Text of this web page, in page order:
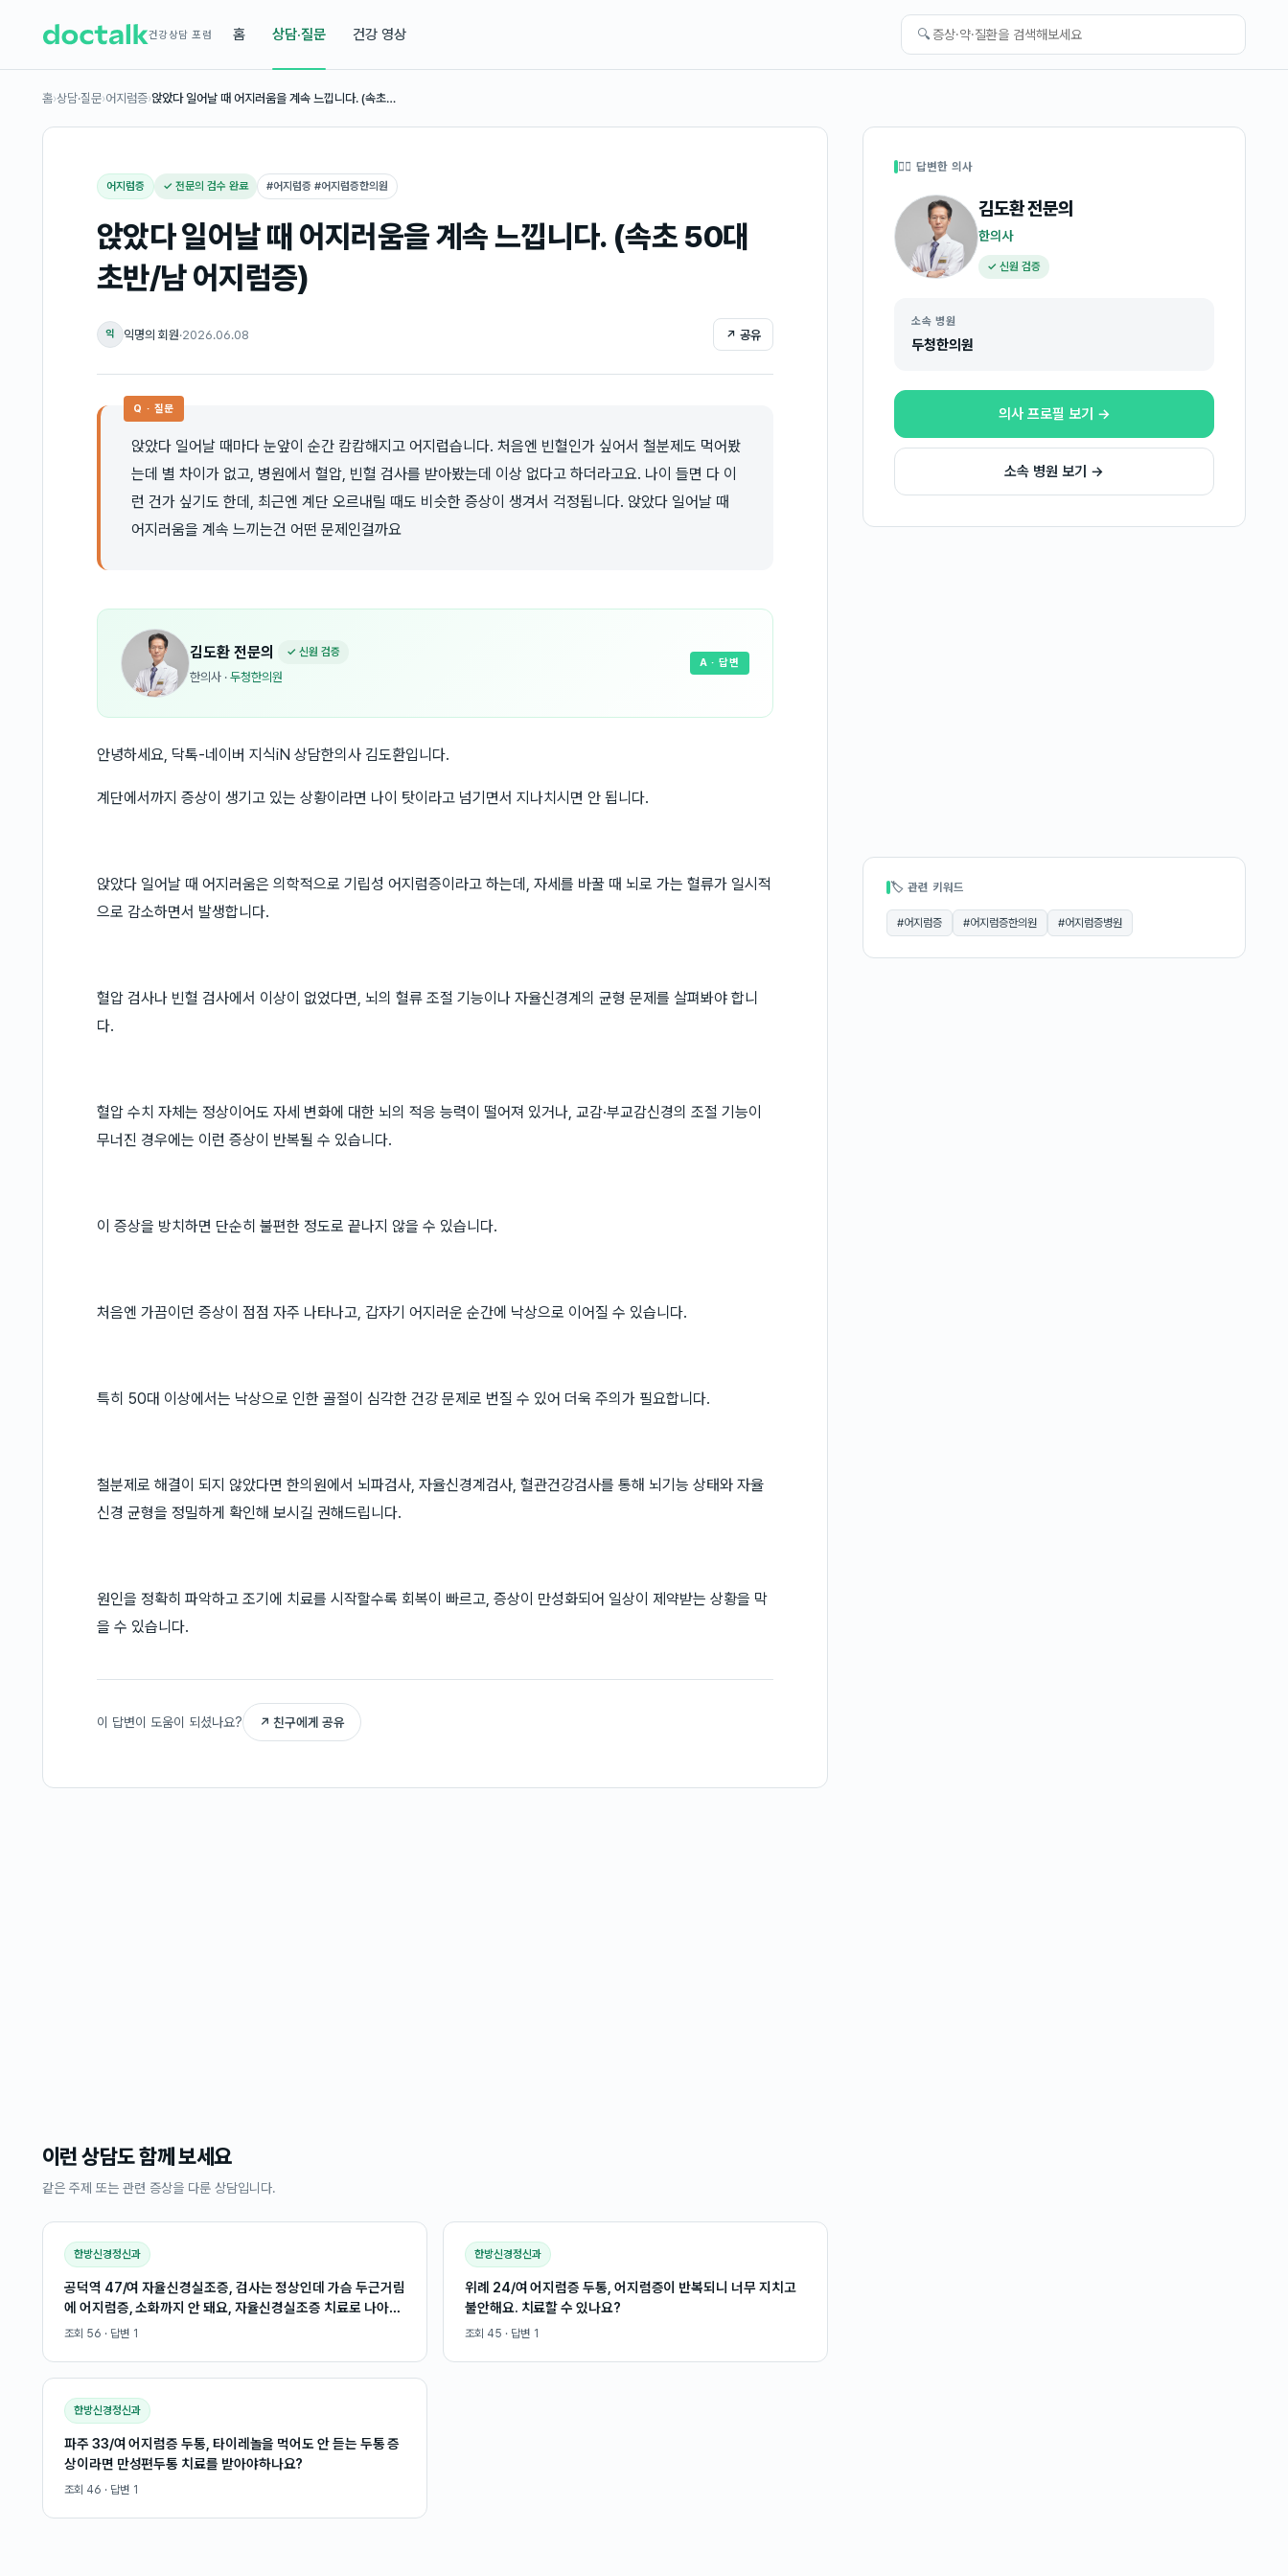
건강상담 포럼 홈 상담·질문 건강 영상 🔍
홈›상담·질문›어지럼증›앉았다 일어날 때 어지러움을 계속 느낍니다. (속초…
어지럼증 ✓ 전문의 검수 완료 #어지럼증 #어지럼증한의원
앉았다 일어날 때 어지러움을 계속 느낍니다. (속초 50대
초반/남 어지럼증)
익 익명의 회원·2026.06.08 ↗ 공유
Q · 질문
앉았다 일어날 때마다 눈앞이 순간 캄캄해지고 어지럽습니다. 처음엔 빈혈인가 싶어서 철분제도 먹어봤
는데 별 차이가 없고, 병원에서 혈압, 빈혈 검사를 받아봤는데 이상 없다고 하더라고요. 나이 들면 다 이
런 건가 싶기도 한데, 최근엔 계단 오르내릴 때도 비슷한 증상이 생겨서 걱정됩니다. 앉았다 일어날 때
어지러움을 계속 느끼는건 어떤 문제인걸까요
김도환 전문의 ✓ 신원 검증
한의사 · 두청한의원
A · 답변
안녕하세요, 닥톡-네이버 지식iN 상담한의사 김도환입니다.
계단에서까지 증상이 생기고 있는 상황이라면 나이 탓이라고 넘기면서 지나치시면 안 됩니다.
앉았다 일어날 때 어지러움은 의학적으로 기립성 어지럼증이라고 하는데, 자세를 바꿀 때 뇌로 가는 혈류가 일시적
으로 감소하면서 발생합니다.
혈압 검사나 빈혈 검사에서 이상이 없었다면, 뇌의 혈류 조절 기능이나 자율신경계의 균형 문제를 살펴봐야 합니
다.
혈압 수치 자체는 정상이어도 자세 변화에 대한 뇌의 적응 능력이 떨어져 있거나, 교감·부교감신경의 조절 기능이
무너진 경우에는 이런 증상이 반복될 수 있습니다.
이 증상을 방치하면 단순히 불편한 정도로 끝나지 않을 수 있습니다.
처음엔 가끔이던 증상이 점점 자주 나타나고, 갑자기 어지러운 순간에 낙상으로 이어질 수 있습니다.
특히 50대 이상에서는 낙상으로 인한 골절이 심각한 건강 문제로 번질 수 있어 더욱 주의가 필요합니다.
철분제로 해결이 되지 않았다면 한의원에서 뇌파검사, 자율신경계검사, 혈관건강검사를 통해 뇌기능 상태와 자율
신경 균형을 정밀하게 확인해 보시길 권해드립니다.
원인을 정확히 파악하고 조기에 치료를 시작할수록 회복이 빠르고, 증상이 만성화되어 일상이 제약받는 상황을 막
을 수 있습니다.
이 답변이 도움이 되셨나요? ↗ 친구에게 공유
이런 상담도 함께 보세요
같은 주제 또는 관련 증상을 다룬 상담입니다.
한방신경정신과
공덕역 47/여 자율신경실조증, 검사는 정상인데 가슴 두근거림
에 어지럼증, 소화까지 안 돼요, 자율신경실조증 치료로 나아질
까요?
조회 56 · 답변 1
한방신경정신과
위례 24/여 어지럼증 두통, 어지럼증이 반복되니 너무 지치고
불안해요. 치료할 수 있나요?
조회 45 · 답변 1
한방신경정신과
파주 33/여 어지럼증 두통, 타이레놀을 먹어도 안 듣는 두통 증
상이라면 만성편두통 치료를 받아야하나요?
조회 46 · 답변 1
👩‍⚕️ 답변한 의사
김도환전문의
한의사
✓ 신원 검증
소속 병원
두청한의원
의사 프로필 보기 →
소속 병원 보기 →
🏷 관련 키워드
#어지럼증 #어지럼증한의원 #어지럼증병원